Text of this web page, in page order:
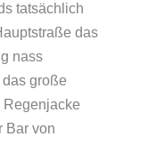
tatsächlich
das
nass
große
Regenjacke
Bar von